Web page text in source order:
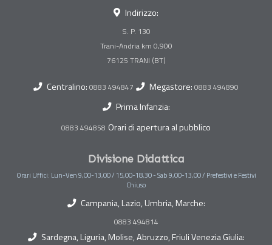
Indirizzo:
S. P. 130
Trani-Andria km 0,900
Centralino: 0883 494847 Megastore: 0883 494890
Prima Infanzia:
0883 494858 Orari di apertura al pubblico
Divisione Didattica
Orari Uffici: Lun-Ven 9,00-13,00 / 15,00-18,30 - Sab 9,00-13,00 / Prefestivi e Festivi
Chiuso
Campania, Lazio, Umbria, Marche:
0883 494814
Sardegna, Liguria, Molise, Abruzzo, Friuli Venezia Giulia: